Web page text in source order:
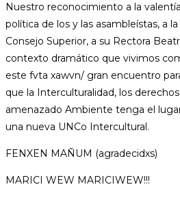
Nuestro reconocimiento a la
política de los y las asambleístas, a
Consejo Superior, a su Rectora
contexto dramático que vivimos
este fvta xawvn/ gran encuentro
que la Interculturalidad, los
amenazado Ambiente tenga el
una nueva UNCo Intercultural.
FENXEN MAÑUM (agradecidxs)
MARICI WEW MARICIWEW!!!